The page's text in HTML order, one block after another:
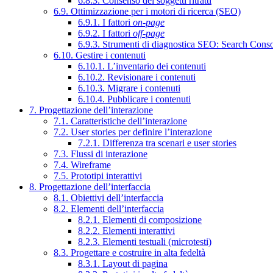
6.9. Ottimizzazione per i motori di ricerca (SEO)
6.9.1. I fattori on-page
6.9.2. I fattori off-page
6.9.3. Strumenti di diagnostica SEO: Search
6.10. Gestire i contenuti
6.10.1. L’inventario dei contenuti
6.10.2. Revisionare i contenuti
6.10.3. Migrare i contenuti
6.10.4. Pubblicare i contenuti
7. Progettazione dell’interazione
7.1. Caratteristiche dell’interazione
7.2. User stories per definire l’interazione
7.2.1. Differenza tra scenari e user stories
7.3. Flussi di interazione
7.4. Wireframe
7.5. Prototipi interattivi
8. Progettazione dell’interfaccia
8.1. Obiettivi dell’interfaccia
8.2. Elementi dell’interfaccia
8.2.1. Elementi di composizione
8.2.2. Elementi interattivi
8.2.3. Elementi testuali (microtesti)
8.3. Progettare e costruire in alta fedeltà
8.3.1. Layout di pagina